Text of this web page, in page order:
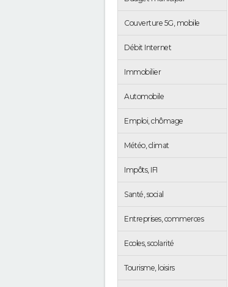
Couverture 5G, mobile
Débit Internet
Immobilier
Automobile
Emploi, chômage
Météo, climat
Impôts, IFI
Santé, social
Entreprises, commerces
Ecoles, scolarité
Tourisme, loisirs